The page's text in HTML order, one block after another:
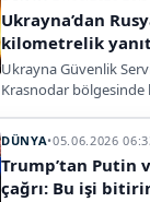
Zelenskiy ise
destek istedi.
Ukrayna’dan
kilometrelik yanıt
Ukrayna Güvenlik
Krasnodar bölgesinde
düzenlendiğini açıkladı.
DÜNYA•05.06.2026
Trump’tan Putin
çağrı: Bu işi